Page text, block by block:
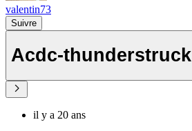
valentin73
Suivre
Acdc-thunderstruck
il y a 20 ans